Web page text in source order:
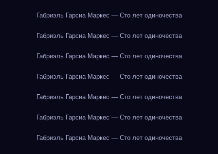
Габриэль Гарсиа Маркес — Сто лет одиночества
Габриэль Гарсиа Маркес — Сто лет одиночества
Габриэль Гарсиа Маркес — Сто лет одиночества
Габриэль Гарсиа Маркес — Сто лет одиночества
Габриэль Гарсиа Маркес — Сто лет одиночества
Габриэль Гарсиа Маркес — Сто лет одиночества
Габриэль Гарсиа Маркес — Сто лет одиночества